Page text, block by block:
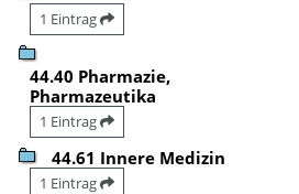
1 Eintrag
44.40 Pharmazie,
Pharmazeutika
1 Eintrag
44.61 Innere Medizin
1 Eintrag